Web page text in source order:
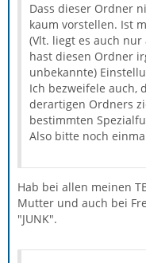
Dass dieser Ordner
kaum vorstellen. Ist
(Vlt. liegt es auch
hast diesen Ordner
unbekannte)
Ich bezweifele auch,
derartigen Ordners
bestimmten
Also bitte noch
Hab bei allen meinen
Mutter und auch bei
"JUNK".